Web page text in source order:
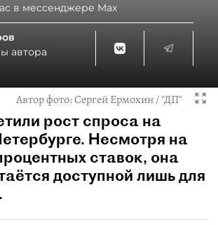
в мессенджере Max
автора
Автор фото:Сергей Ермохин / "ДП"
рост спроса на
Несмотря на
ставок, она
доступной лишь для